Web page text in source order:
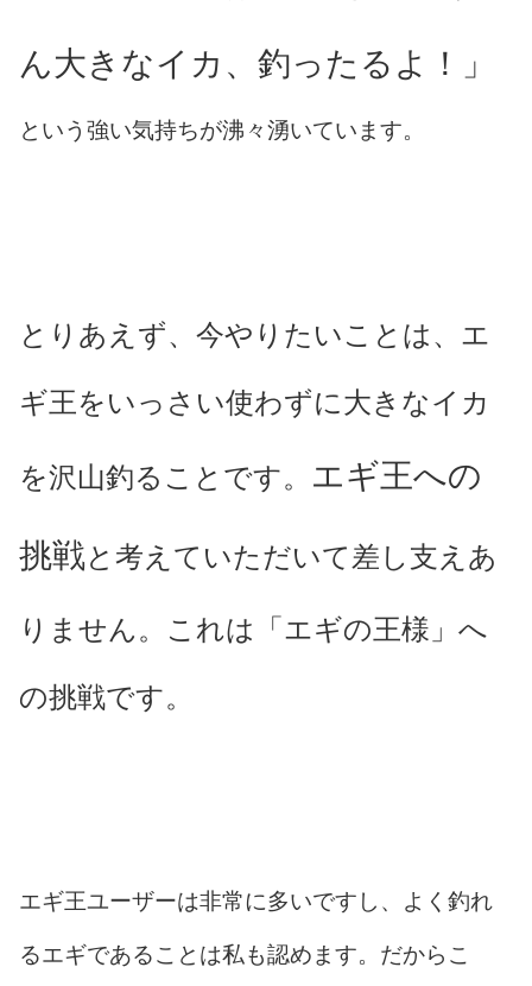
ん大きなイカ、釣ったるよ！」
という強い気持ちが沸々湧いています。
とりあえず、今やりたいことは、エ
ギ王をいっさい使わずに大きなイカ
を沢山釣ることです。 エギ王への
挑戦と考えていただいて差し支えあ
りません。これは「エギの王様」へ
の挑戦です。
エギ王ユーザーは非常に多いですし、よく釣れ
るエギであることは私も認めます。だからこ